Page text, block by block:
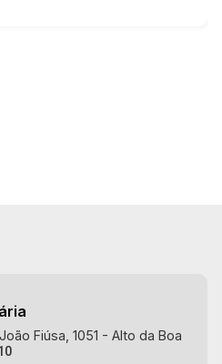
Fiúsa, 1051 - Alto da Boa